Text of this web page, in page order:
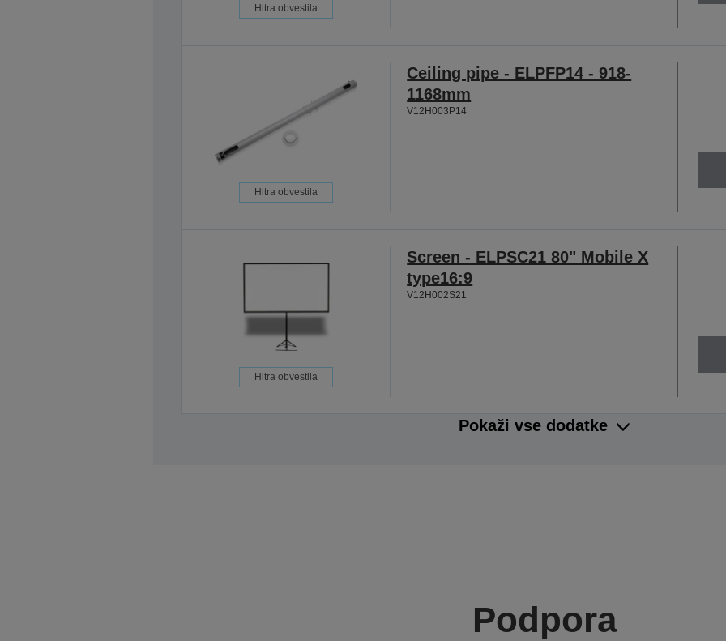
Hitra obvestila
Hitra obvestila
Ceiling pipe - ELPFP14 - 918-
1168mm
V12H003P14
Hitra obvestila
Screen - ELPSC21 80" Mobile X
type16:9
V12H002S21
Pokaži vse dodatke
Podpora